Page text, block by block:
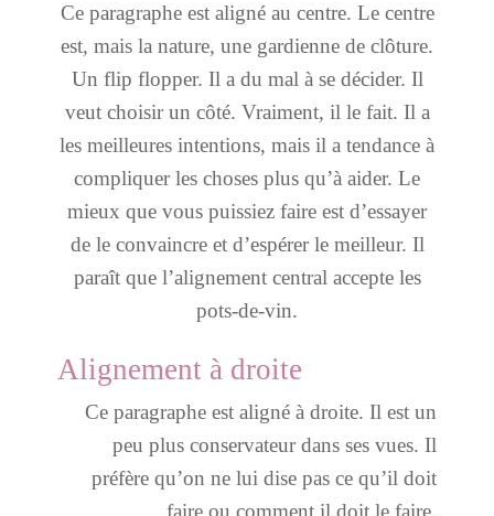
Ce paragraphe est aligné au centre. Le centre
est, mais la nature, une gardienne de clôture.
Un flip flopper. Il a du mal à se décider. Il
veut choisir un côté. Vraiment, il le fait. Il a
les meilleures intentions, mais il a tendance à
compliquer les choses plus qu’à aider. Le
mieux que vous puissiez faire est d’essayer
de le convaincre et d’espérer le meilleur. Il
paraît que l’alignement central accepte les
pots-de-vin.
Alignement à droite
Ce paragraphe est aligné à droite. Il est un
peu plus conservateur dans ses vues. Il
préfère qu’on ne lui dise pas ce qu’il doit
faire ou comment il doit le faire.